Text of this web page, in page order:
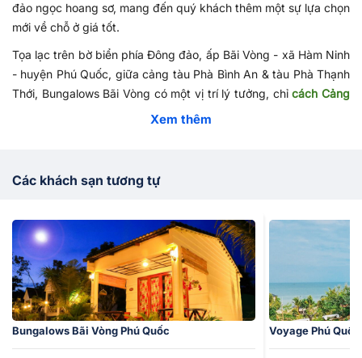
đảo ngọc hoang sơ, mang đến quý khách thêm một sự lựa chọn
mới về chỗ ở giá tốt.
Tọa lạc trên bờ biển phía Đông đảo, ấp Bãi Vòng - xã Hàm Ninh
- huyện Phú Quốc, giữa cảng tàu Phà Bình An & tàu Phà Thạnh
Thới, Bungalows Bãi Vòng có một vị trí lý tưởng, chỉcách Cảng
cách Cảng Bãi Vòng 500 m
Bungalow được thiết kế theo lối
tĩnh dưới các cây rừng, thực vật tự nhiên xung quanh.
Bên cạnh đó Quý khách còn được cung cấp các dịch vụ khác
như nhà hàng phục vụđiểm tâm miễn phí và phục vụ café &
beer cả ngày.
Nếu Quý khách có nhu cầuđặt phòng khách sạn Phú Quốc thì
Bungalows Bãi Vòng đích thị là một trong những lựa chọn hàng
đầu mà bạn nên cân nhắc.
Xem thêm
Các khách sạn tương tự
Bungalows Bãi Vòng Phú Quốc Voyage Phú